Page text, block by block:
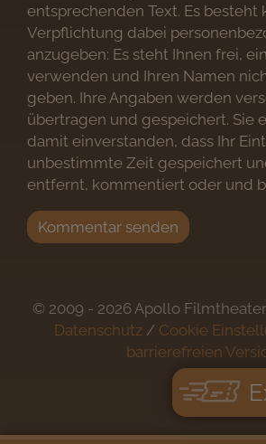
entsprechenden Text. Es besteht
Verpflichtung dabei
anzugeben: Es steht Ihnen frei,
verwenden und Ihren Namen
geben. Ihre Angaben werden
übertragen und gespeichert. Sie
damit einverstanden, dass Ihr
unbestimmte Zeit gespeichert
entfernt, kommentiert oder und
Kommentar senden
© 2009 - 2026 Apollo
Datenschutz/ Cookie
barrierefreien